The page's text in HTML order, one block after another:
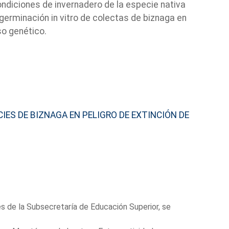
de invernadero de la especie nativa
in vitro de colectas de biznaga en
genético.
DE BIZNAGA EN PELIGRO DE EXTINCIÓN DE
la Subsecretaría de Educación Superior, se